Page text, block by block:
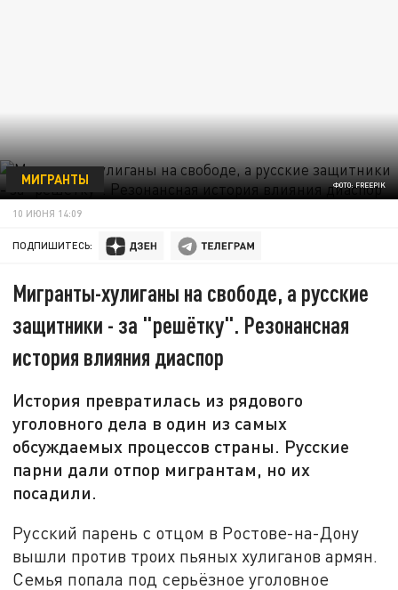
ФОТО: FREEPIK
МИГРАНТЫ
10 ИЮНЯ 14:09
ПОДПИШИТЕСЬ:
Мигранты-хулиганы на свободе, а русские
защитники - за "решётку". Резонансная
история влияния диаспор
История превратилась из рядового
уголовного дела в один из самых
обсуждаемых процессов страны. Русские
парни дали отпор мигрантам, но их
посадили.
Русский парень с отцом в Ростове-на-Дону
вышли против троих пьяных хулиганов армян.
Семья попала под серьёзное уголовное